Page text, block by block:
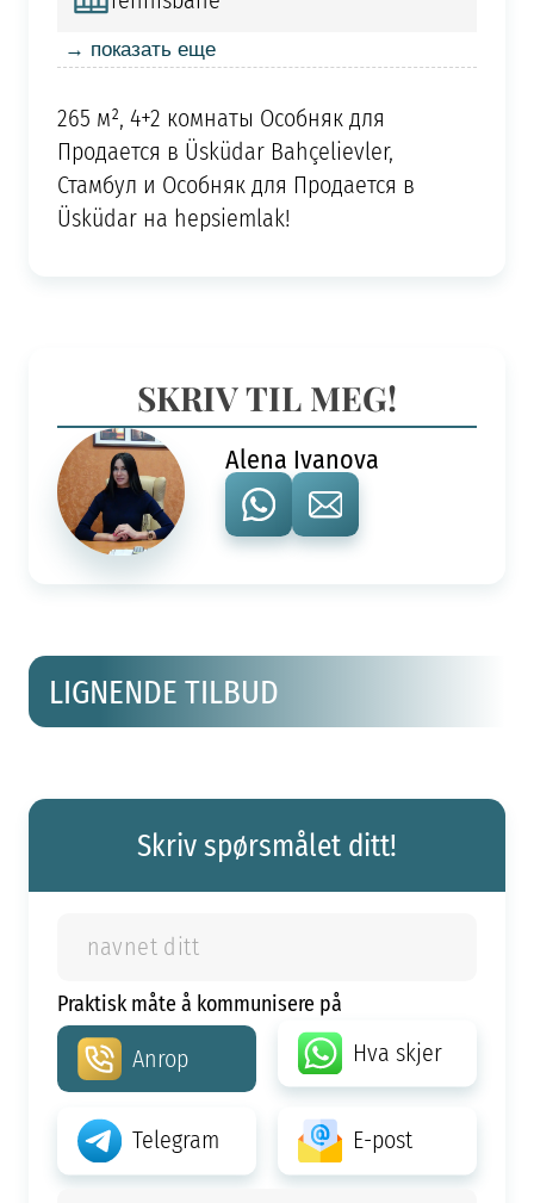
→ показать еще
265 м², 4+2 комнаты Особняк для
Продается в Üsküdar Bahçelievler,
Стамбул и Особняк для Продается в
Üsküdar на hepsiemlak!
SKRIV TIL MEG!
Alena Ivanova
LIGNENDE TILBUD
Skriv spørsmålet ditt!
Praktisk måte å kommunisere på
Anrop Hva skjer
Telegram E-post